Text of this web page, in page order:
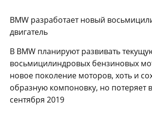
BMW разработает новый
двигатель
В BMW планируют развивать
восьмицилиндровых бензиновых
новое поколение моторов, хоть и
образную компоновку, но потеряет
сентября 2019